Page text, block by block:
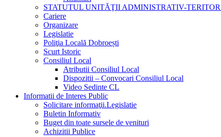
STATUTUL UNITĂŢII ADMINISTRATIV-
Cariere
Organizare
Legislatie
Poliţia Locală Dobroești
Scurt Istoric
Consiliul Local
Atributii Consiliul Local
Dispozitii – Convocari Consiliul Local
Video Sedinte CL
Informatii de Interes Public
Solicitare informaţii.Legislatie
Buletin Informativ
Buget din toate sursele de venituri
Achizitii Publice